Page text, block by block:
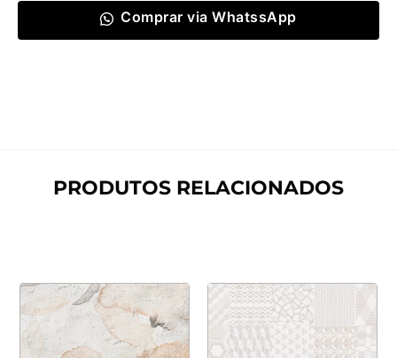
Comprar via WhatssApp
PRODUTOS RELACIONADOS